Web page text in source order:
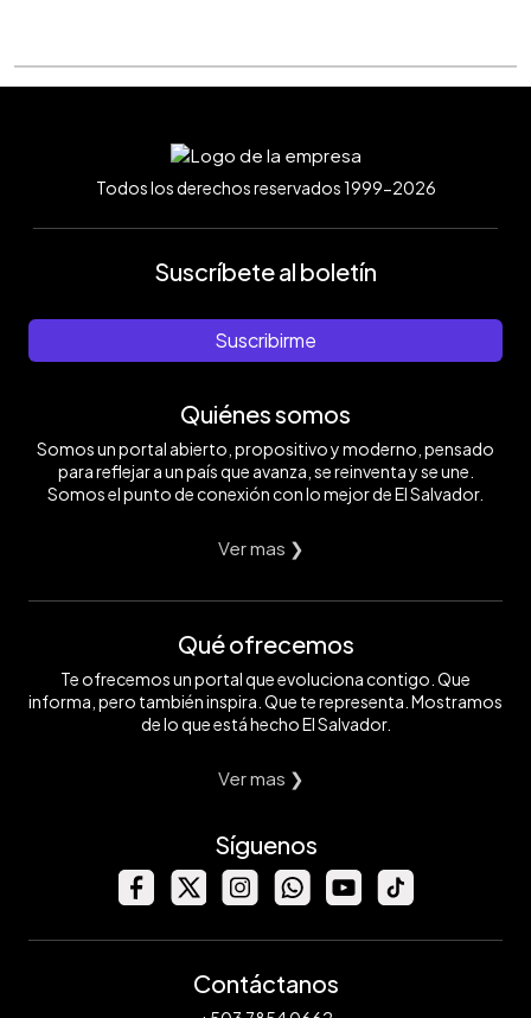
Todos los derechos reservados 1999-2026
Suscríbete al boletín
Suscribirme
Quiénes somos
Somos un portal abierto, propositivo y moderno, pensado
para reflejar a un país que avanza, se reinventa y se une.
Somos el punto de conexión con lo mejor de El Salvador.
Ver mas ❯
Qué ofrecemos
Te ofrecemos un portal que evoluciona contigo. Que
informa, pero también inspira. Que te representa. Mostramos
de lo que está hecho El Salvador.
Ver mas ❯
Síguenos
Contáctanos